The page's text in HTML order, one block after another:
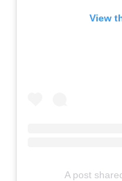
View
A post